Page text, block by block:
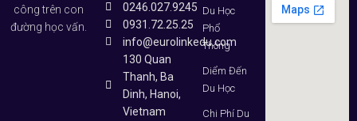
công trên con
đường học vấn.
0246.027.9245
0931.72.25.25
info@eurolinkedu.com
130 Quan
Thanh, Ba
Dinh, Hanoi,
Vietnam
Du Học
Phổ
Thông
Diểm Đến
Du Học
Chi Phí Du